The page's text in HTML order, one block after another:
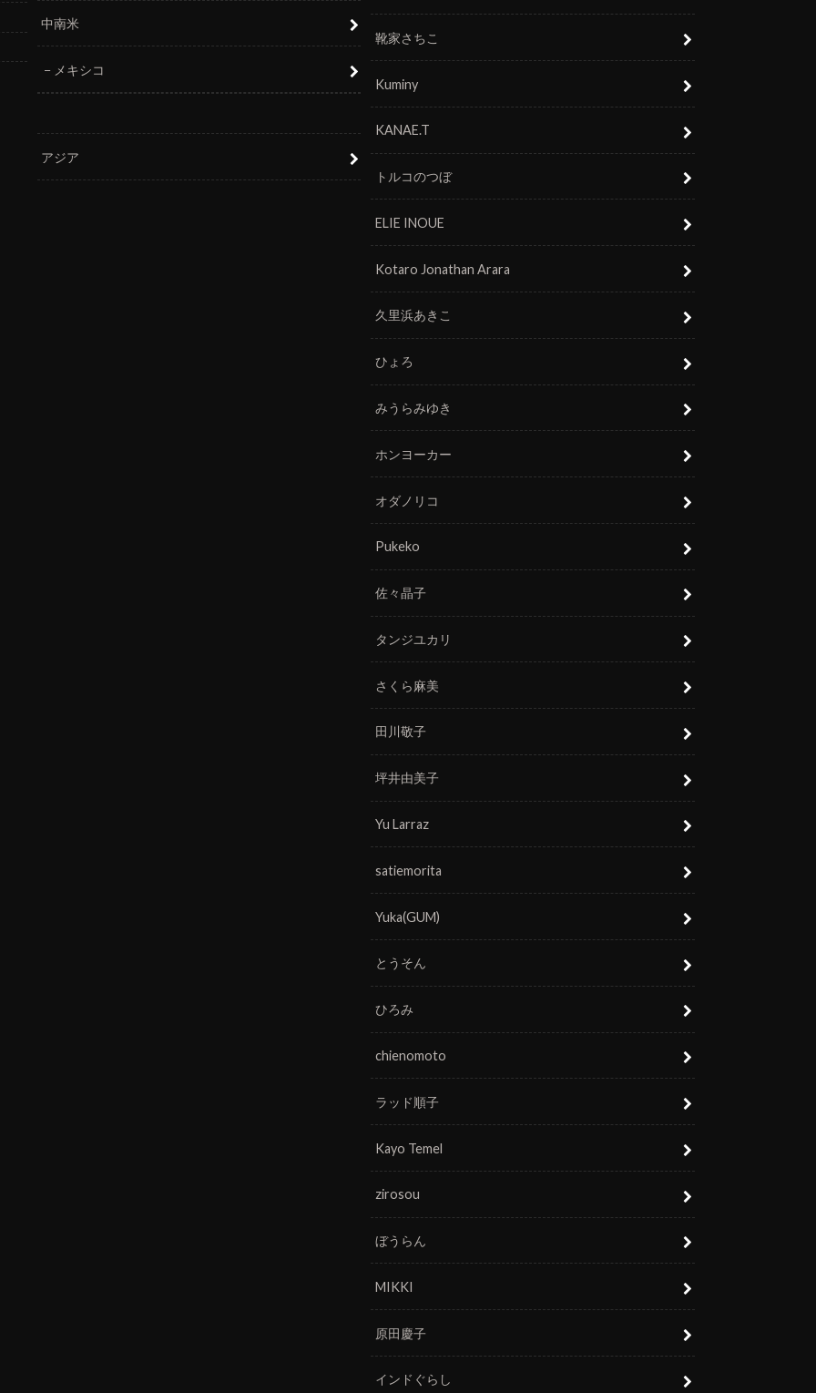
中南米
メキシコ
アジア
靴家さちこ
Kuminy
KANAE.T
トルコのつぼ
ELIE INOUE
Kotaro Jonathan Arara
久里浜あきこ
ひょろ
みうらみゆき
ホンヨーカー
オダノリコ
Pukeko
佐々晶子
タンジユカリ
さくら麻美
田川敬子
坪井由美子
Yu Larraz
satiemorita
Yuka(GUM)
とうそん
ひろみ
chienomoto
ラッド順子
Kayo Temel
zirosou
ぼうらん
MIKKI
原田慶子
インドぐらし